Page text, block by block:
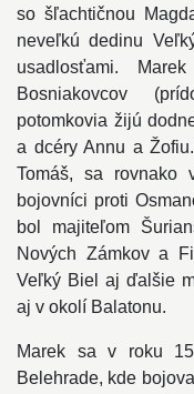
so šľachtičnou
neveľkú dedinu
usadlosťami.
Bosniakovcov
potomkovia žijú
a dcéry Annu a
Tomáš, sa rovnako
bojovníci proti
bol majiteľom
Nových Zámkov a
Veľký Biel aj ďalšie
aj v okolí Balatonu.
Marek sa v roku
Belehrade, kde